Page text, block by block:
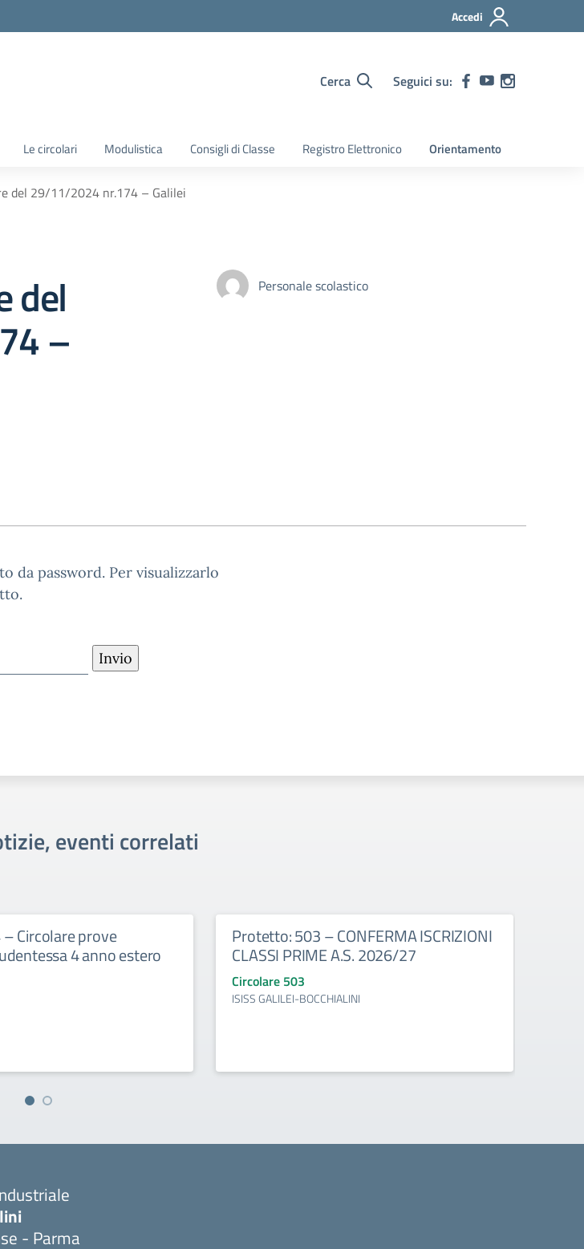
Accedi
Cerca Seguici su:
Le circolari Modulistica Consigli di Classe Registro Elettronico Orientamento
del 29/11/2024 nr.174 – Galilei
del
–
Personale scolastico
da password. Per visualizzarlo
eventi correlati
Circolare prove
4 anno estero
Protetto: 503 – CONFERMA ISCRIZIONI
CLASSI PRIME A.S. 2026/27
Circolare 503
ISISS GALILEI-BOCCHIALINI
- Parma